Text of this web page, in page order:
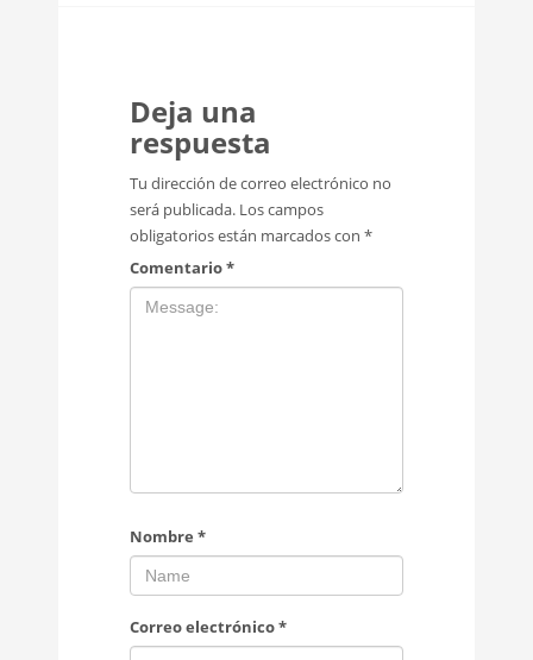
Deja una
respuesta
Tu dirección de correo electrónico no
será publicada. Los campos
obligatorios están marcados con *
Comentario*
Nombre *
Correo electrónico*